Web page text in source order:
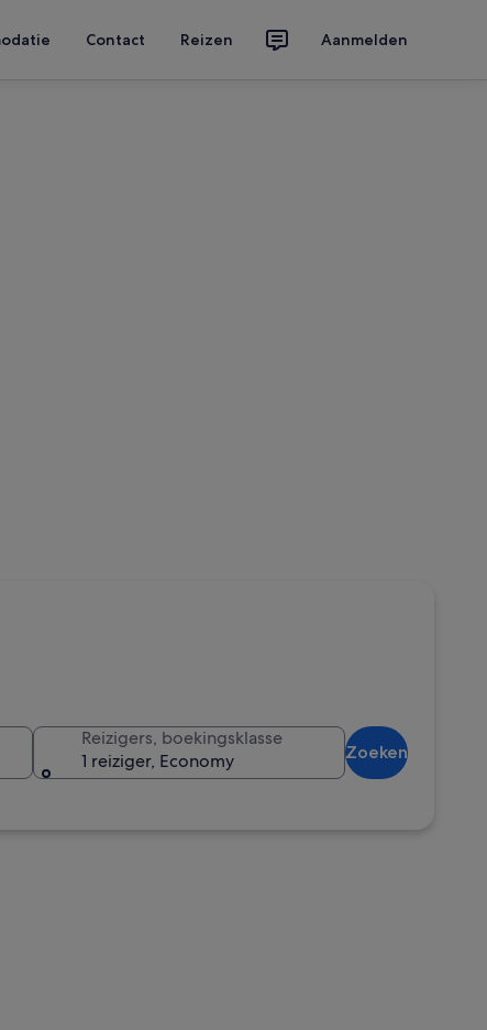
Contact Reizen Aanmelden
Reizigers, boekingsklasse
1 reiziger, Economy
Zoeken